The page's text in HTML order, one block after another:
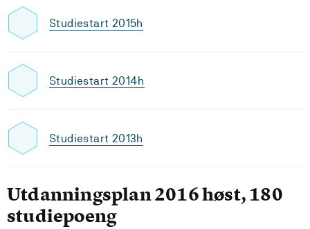
Studiestart 2015h
Studiestart 2014h
Studiestart 2013h
Utdanningsplan 2016 høst, 180
studiepoeng